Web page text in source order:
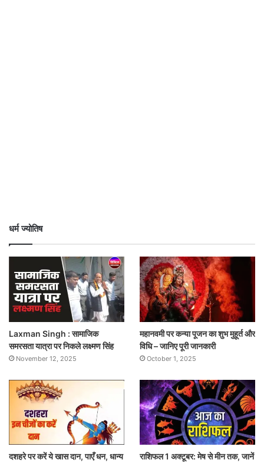
धर्म ज्योतिष
Laxman Singh : सामाजिक
समरसता यात्रा पर निकले लक्ष्मण सिंह
November 12, 2025
महानवमी पर कन्या पूजन का शुभ मुहूर्त और
विधि – जानिए पूरी जानकारी
October 1, 2025
दशहरे पर करें ये खास दान, पाएँ धन, धान्य
राशिफल 1 अक्टूबर: मेष से मीन तक, जानें